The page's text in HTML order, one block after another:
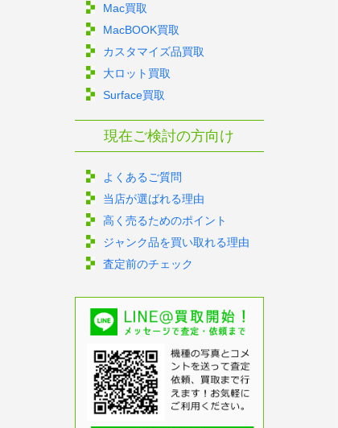
Mac買取
MacBOOK買取
カスタマイズ品買取
大ロット買取
Surface買取
現在ご検討の方向け
よくあるご質問
当店が選ばれる理由
高く売るためのポイント
ジャンク品を買い取れる理由
査定前のチェック